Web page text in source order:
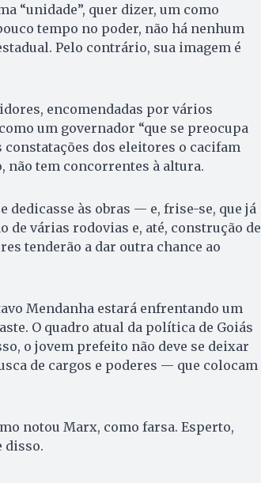
“unidade”, quer dizer, um como
tempo no poder, não há nenhum
Pelo contrário, sua imagem é
encomendadas por vários
um governador “que se preocupa
constatações dos eleitores o cacifam
não tem concorrentes à altura.
dedicasse às obras — e, frise-se, que já
de várias rodovias e, até, construção de
tenderão a dar outra chance ao
Mendanha estará enfrentando um
O quadro atual da política de Goiás
o jovem prefeito não deve se deixar
de cargos e poderes — que colocam
notou Marx, como farsa. Esperto,
disso.